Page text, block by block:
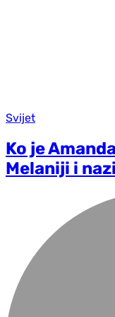
Svijet
Ko je
Melaniji i